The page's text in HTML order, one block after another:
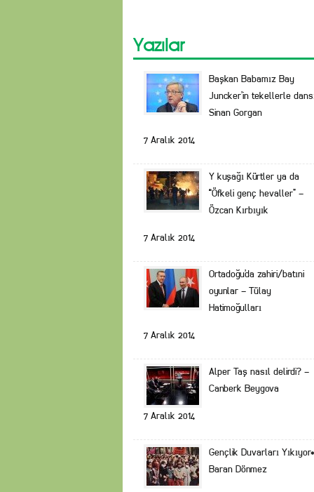
Yazılar
Başkan Babamız Bay
Juncker’in tekellerle
Sinan Gorgan
7 Aralık 2014
Y kuşağı Kürtler ya da
“Öfkeli genç hevaller” –
Özcan Kırbıyık
7 Aralık 2014
Ortadoğu’da zahiri/batıni
oyunlar – Tülay
Hatimoğulları
7 Aralık 2014
Alper Taş nasıl delirdi? –
Canberk Beygova
7 Aralık 2014
Gençlik Duvarları
Baran Dönmez